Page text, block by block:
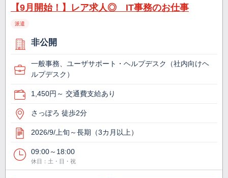
【9月開始！】レア求人◎ IT事務のお仕事
派遣
非公開
一般事務、ユーザサポート・ヘルプデスク（社内向けヘ
ルプデスク）
1,450円～ 交通費支給あり
さっぽろ 徒歩2分
2026/9/上旬～長期（3カ月以上）
09:00～18:00
休日：土・日・祝